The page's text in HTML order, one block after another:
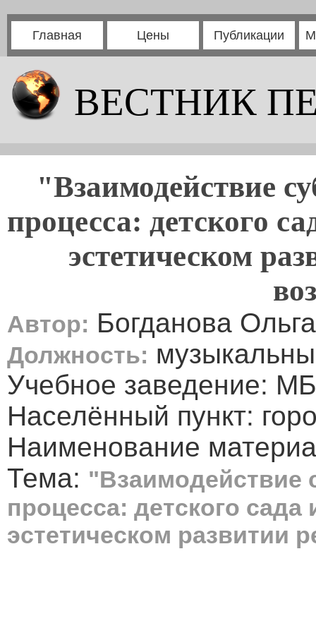
Главная Цены Публикации
ВЕСТНИК
"Взаимодействие
процесса: детского
эстетическом
Автор: Богданова
Должность:
Учебное заведение:
Населённый пункт:
Наименование
Тема: "Взаимодействие
процесса: детского
эстетическом развитии